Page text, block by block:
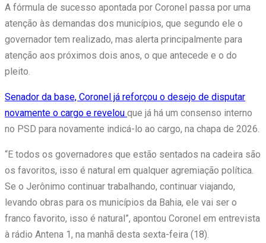
A fórmula de sucesso apontada por Coronel passa por uma
atenção às demandas dos municípios, que segundo ele o
governador tem realizado, mas alerta principalmente para
atenção aos próximos dois anos, o que antecede e o do
pleito.
Senador da base, Coronel já reforçou o desejo de disputar
novamente o cargo e revelou que já há um consenso interno
no PSD para novamente indicá-lo ao cargo, na chapa de 2026.
“E todos os governadores que estão sentados na cadeira são
os favoritos, isso é natural em qualquer agremiação política.
Se o Jerônimo continuar trabalhando, continuar viajando,
levando obras para os municípios da Bahia, ele vai ser o
franco favorito, isso é natural”, apontou Coronel em entrevista
à rádio Antena 1, na manhã desta sexta-feira (18).